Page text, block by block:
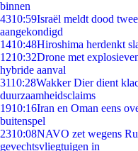
binnen
4310:59Israël meldt dood
aangekondigd
1410:48Hiroshima herdenkt
1210:32Drone met
hybride aanval
3110:28Wakker Dier dient
duurzaamheidsclaims
1910:16Iran en Oman eens
buitenspel
2310:08NAVO zet wegens
gevechtsvliegtuigen in